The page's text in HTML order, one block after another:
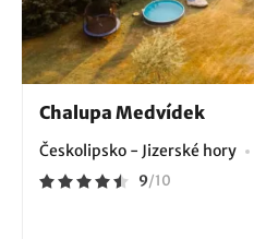
Chalupa Medvídek
Českolipsko - Jizerské hory
9/10